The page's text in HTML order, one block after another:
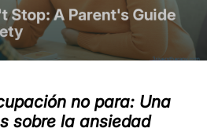
no para: Una
sobre la ansiedad